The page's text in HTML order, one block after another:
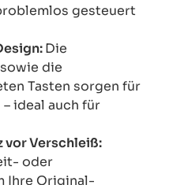
gesteuert
Die
die
Tasten sorgen für
ideal auch für
vor Verschleiß:
oder
Ihre Original-